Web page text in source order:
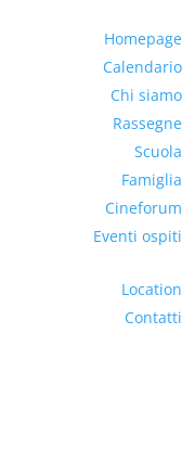
Homepage
Calendario
Chi siamo
Rassegne
Scuola
Famiglia
Cineforum
Eventi ospiti
Location
Contatti